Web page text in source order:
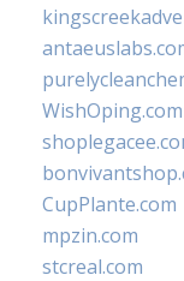
WishOping.com
CupPlante.com
mpzin.com
stcreal.com